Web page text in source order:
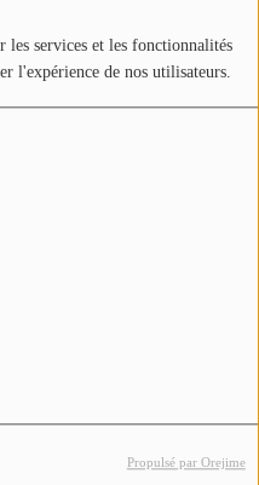
services et les fonctionnalités
l'expérience de nos utilisateurs.
Propulsé par Orejime